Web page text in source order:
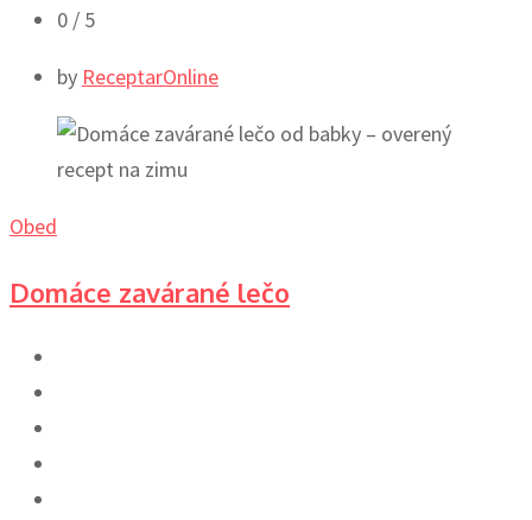
0 / 5
by ReceptarOnline
Obed
Domáce zavárané lečo